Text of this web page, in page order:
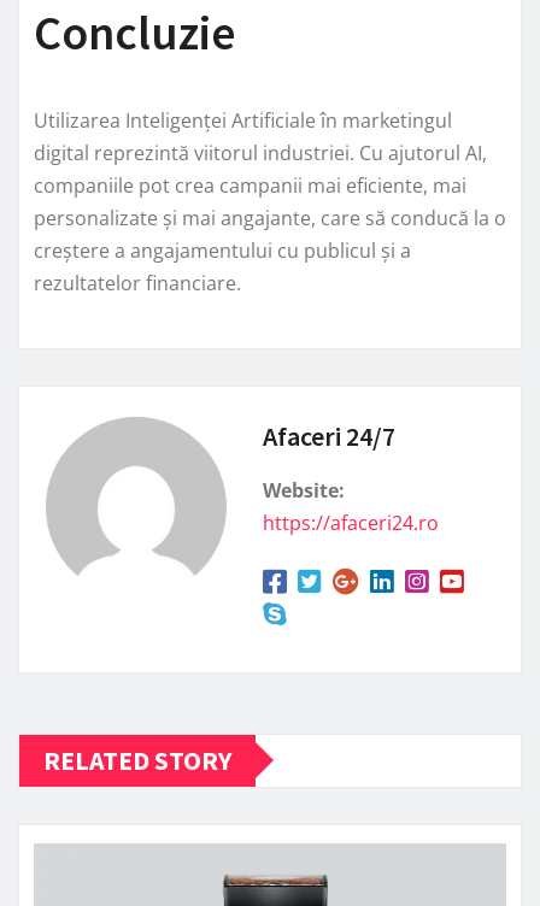
Concluzie
Utilizarea Inteligenței Artificiale în marketingul
digital reprezintă viitorul industriei. Cu ajutorul AI,
companiile pot crea campanii mai eficiente, mai
personalizate și mai angajante, care să conducă la o
creștere a angajamentului cu publicul și a
rezultatelor financiare.
Afaceri 24/7
Website:
https://afaceri24.ro
RELATED STORY